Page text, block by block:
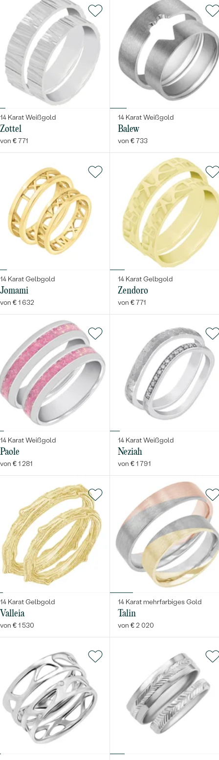
14 Karat Weißgold
Zottel
von € 771
14 Karat Weißgold
Balew
von € 733
14 Karat Gelbgold
Jomami
von € 1 632
14 Karat Gelbgold
Zendoro
von € 771
14 Karat Weißgold
Paole
von € 1 281
14 Karat Weißgold
Neziah
von € 1 791
14 Karat Gelbgold
Valleia
von € 1 530
14 Karat mehrfarbiges Gold
Talin
von € 2 020